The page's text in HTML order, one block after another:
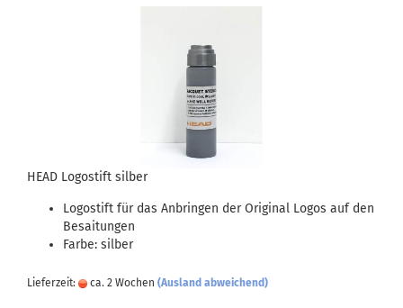
HEAD Logostift silber
Logostift für das Anbringen der Original Logos auf den
Besaitungen
Farbe: silber
Lieferzeit: ca. 2 Wochen (Ausland abweichend)